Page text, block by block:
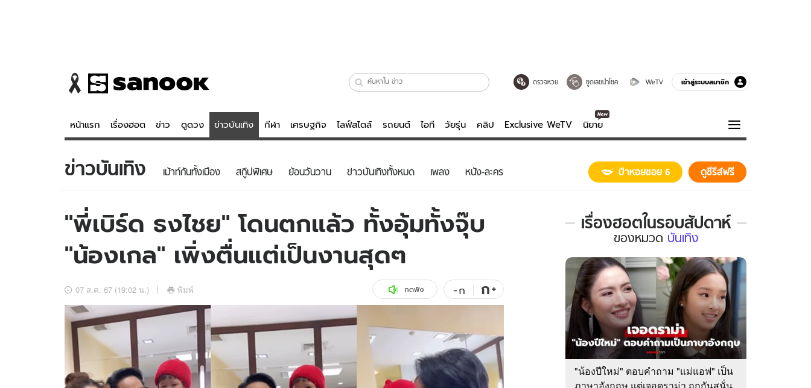
ตรวจหวย ขูดเลขนำโชค WeTV เข้าสู่ระบบสมาชิก
หน้าแรก เรื่องฮอต ข่าว ดูดวง ข่าวบันเทิง กีฬา เศรษฐกิจ ไลฟ์สไตล์ รถยนต์ ไอที วัยรุ่น คลิป Exclusive WeTV นิยาย
ข่าว
ข่าว
ข่าวบันเทิง
ข่าวกีฬา
ข่าวเศรษฐกิจ
อัปเดตจีน
เช็กข่าวชัวร์
ดูดวง - ตรวจหวย
สถิติหวยไทย
หวยลาว
ไลฟ์สไตล์
ผู้ชาย
วัยรุ่น
ไอที
รถยนต์
สุขภาพ
เที่ยว-กิน
Tasteful Thailand
Sanook Choice
บันเทิงครบรส
ดูทีวี
WeTV
นิยาย
ความรู้รอบตัว
ฮาวทู
ข่าวบันเทิง เม้าท์กันทั้งเมือง สกู๊ปพิเศษ ย้อนวันวาน ข่าวบันเทิงทั้งหมด เพลง หนัง-ละคร ป้าหอยซอย 6 ดูซีรีส์ฟรี
"พี่เบิร์ด ธงไชย" โดนตกแล้ว ทั้งอุ้มทั้งจุ๊บ
"น้องเกล" เพิ่งตื่นแต่เป็นงานสุดๆ
07 ส.ค. 67 (19:02 น.) พิมพ์ กดฟัง -ก ก+
เรื่องฮอตในรอบสัปดาห์
เรื่อง
ใน
รอบ
สัปดาห์
ของ
หมวด
บันเทิง
ของหมวด บันเทิง
"น้องปีใหม่" ตอบคำถาม "แม่แอฟ" เป็น
ภาษาอังกฤษ แต่เจอดราม่า ถกกันสนั่น